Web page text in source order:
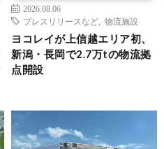
2026.08.06
プレスリリースなど
物流施設
ヨコレイが上信越エリア初、
新潟・長岡で2.7万tの物流拠
点開設